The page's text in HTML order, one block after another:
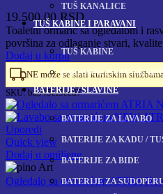
TUŠ KANALICE
TUŠ KABINE I PARAVANI
TUŠ KABINE
PARAVANI ZA TUŠ
BATERIJE / SLAVINE
BATERIJE ZA LAVABO
BATERIJE ZA KADU /
BATERIJE ZA BIDE
BATERIJE ZA
19.500,00RSD
Toaletni ormarić sa ogledalom i
površina za odlaganje stvari,
Dodaj u korpu
NE može se slati kurirskim
SKU: bab45ef5ecd7
Uporedi
Quick view
Dodaj u omiljene
Ogledalo sa ormarićem ATRIA